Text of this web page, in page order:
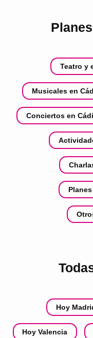
Teatro y
Musicales en
Conciertos en
Hoy
Hoy Valencia